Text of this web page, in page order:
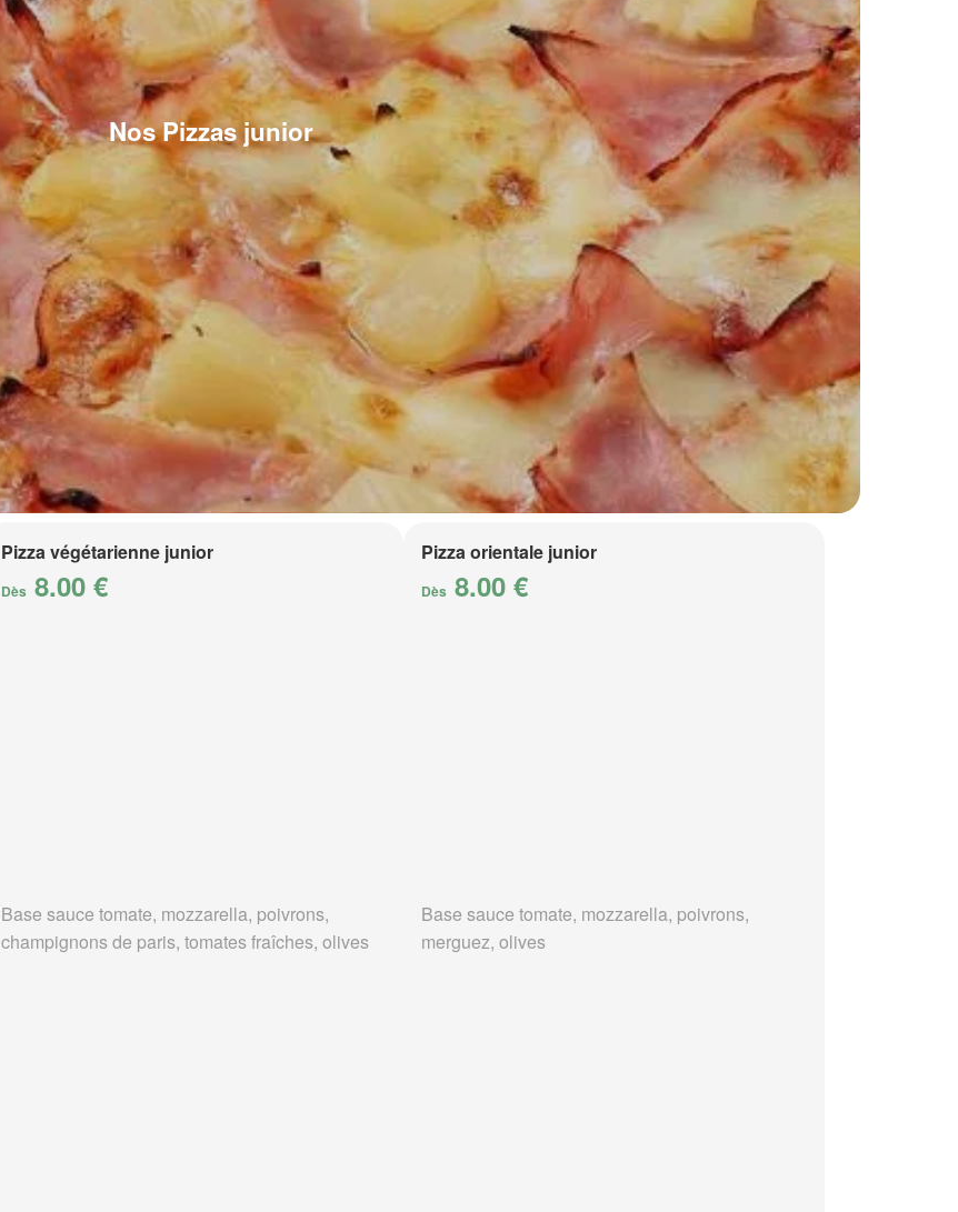
Nos Pizzas junior
Pizza végétarienne junior
Dès 8.00 €
Base sauce tomate, mozzarella, poivrons,
champignons de paris, tomates fraîches, olives
Pizza orientale junior
Dès 8.00 €
Base sauce tomate, mozzarella, poivrons,
merguez, olives